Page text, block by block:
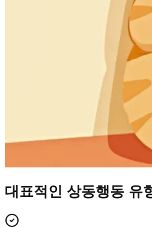
대표적인 상동행동 유